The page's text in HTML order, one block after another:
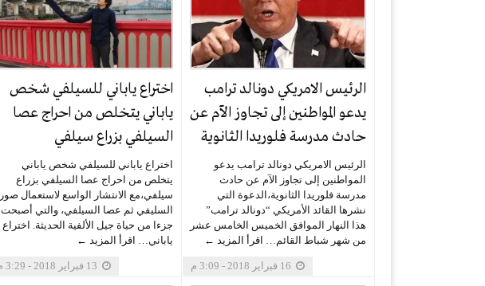
الرئيس الامريكي دونالد ترامب
يدعو المواطنين إلى تجاوز الآم عن
حادث مدرسة فلوريدا الثانوية
الرئيس الامريكي دونالد ترامب يدعو
المواطنين إلى تجاوز الآم عن حادث
مدرسة فلوريدا الثانوية،الدعوة التي
نشرها القائد الأمريكي “دونالد ترامب”
هذا النهار الموافق الخميس الخامس عشر
من شهر شباط القائم…
اقرأ المزيد ←
16 فبراير 2018 - 3:09 م
اختراع ياباني للسيلفي شخص
ياباني يتخلص من احراج عصا
السيلفي بزراع سيلفي
اختراع ياباني للسيلفي شخص ياباني
يتخلص من احراج عصا السيلفي بزراع
سيلفي،مع الانتشار الواسع لاستعمال صور
السليفي ثم عصا السيلفي، والتي أصبحت
جزءا من حياة جيل الألفية الحديثة. اختراع
ياباني…
اقرأ المزيد ←
13 فبراير 2018 - 3:29 م